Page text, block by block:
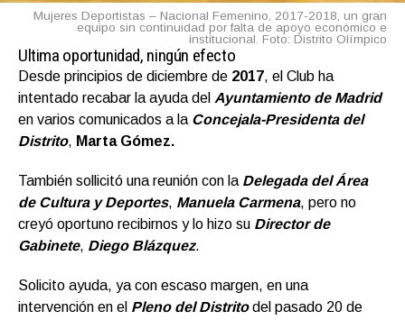
Mujeres Deportistas – Nacional Femenino, 2017-2018, un gran
equipo sin continuidad por falta de apoyo económico e
institucional. Foto: Distrito Olímpico
Ultima oportunidad, ningún efecto
Desde principios de diciembre de 2017, el Club ha
intentado recabar la ayuda del Ayuntamiento de Madrid
en varios comunicados a la Concejala-Presidenta del
Distrito, Marta Gómez.
También sollicitó una reunión con la Delegada del Área
de Cultura y Deportes, Manuela Carmena, pero no
creyó oportuno recibirnos y lo hizo su Director de
Gabinete, Diego Blázquez.
Solicito ayuda, ya con escaso margen, en una
intervención en el Pleno del Distritodel pasado 20 de